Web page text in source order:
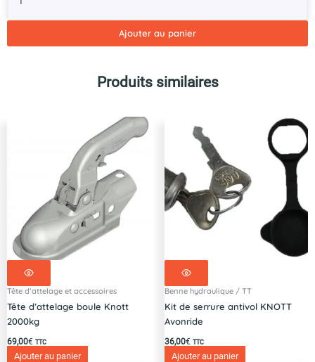
avec
Ajouter au panier
Produits similaires
Tête d’attelage et accessoires
Tête d’attelage boule Knott
2000kg
69,00€ TTC
Ajouter au panier
Benne hydraulique / TT
Kit de serrure antivol KNOTT
Avonride
36,00€ TTC
Ajouter au panier